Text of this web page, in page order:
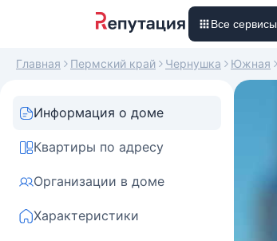
Все сервисы
Главная Пермский край Чернушка Южная
Информация о доме
Квартиры по адресу
Организации в доме
Характеристики